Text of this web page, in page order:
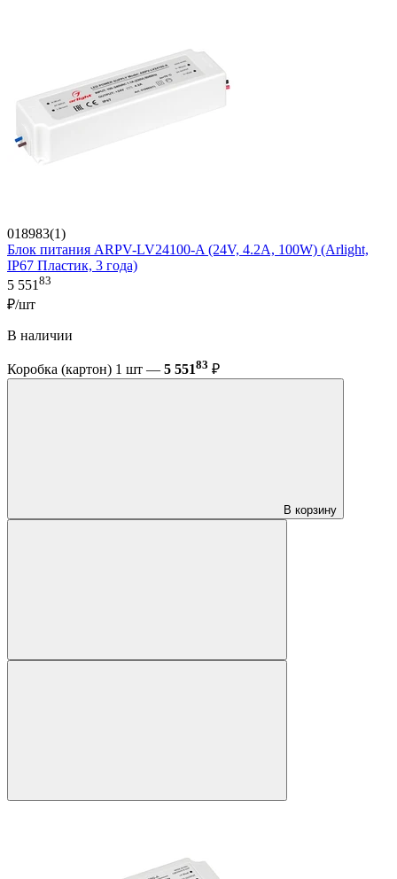
018983(1)
Блок питания ARPV-LV24100-A (24V, 4.2A, 100W) (Arlight,
IP67 Пластик, 3 года)
5 55183
₽/шт
В наличии
Коробка (картон) 1 шт — 5 55183 ₽
В корзину